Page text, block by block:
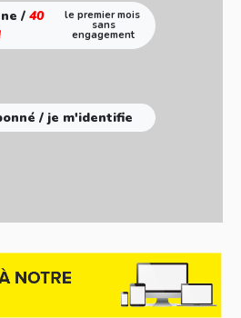
/40
le premier mois
sans
engagement
/ je m'identifie